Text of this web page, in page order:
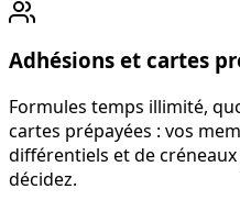
Adhésions et cartes
Formules temps illimité,
cartes prépayées : vos
différentiels et de
décidez.